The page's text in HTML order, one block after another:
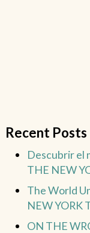
Recent Posts
Descubrir el
THE NEW
The World
NEW YORK
ON THE